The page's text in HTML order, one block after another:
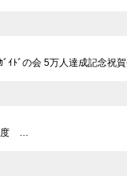
ｲﾄﾞの会 5万人達成記念祝
度 …